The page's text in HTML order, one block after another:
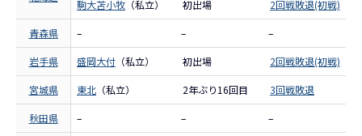
駒大苫小牧 （私立）
初出場
2回戦敗退(初戦)
青森県 – – –
岩手県 盛岡大付 （私立） 初出場 2回戦敗退(初戦)
宮城県 東北 （私立） 2年ぶり16回目 3回戦敗退
秋田県 – – –